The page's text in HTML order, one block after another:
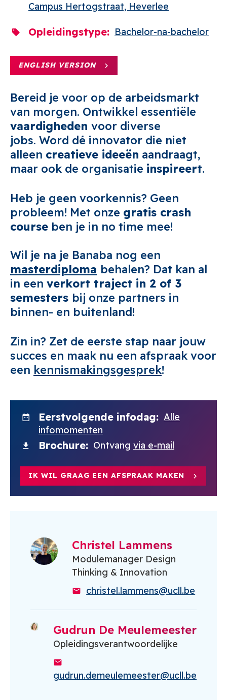
Campus Hertogstraat, Heverlee
Opleidingstype Bachelor-na-bachelor
ENGLISH VERSION
Bereid je voor op de arbeidsmarkt
van morgen. Ontwikkel essentiële
vaardigheden voor diverse
jobs. Word dé innovator die niet
alleen creatieve ideeën aandraagt,
maar ook de organisatie inspireert.
Heb je geen voorkennis? Geen
probleem! Met onze gratis crash
course ben je in no time mee!
Wil je na je Banaba nog een
masterdiploma behalen? Dat kan al
in een verkort traject in 2 of 3
semesters bij onze partners in
binnen- en buitenland!
Zin in? Zet de eerste stap naar jouw
succes en maak nu een afspraak voor
een kennismakingsgesprek!
Eerstvolgende infodag
Alle
infomomenten
Brochure Ontvang via e-mail
IK WIL GRAAG EEN AFSPRAAK MAKEN
Christel Lammens
Modulemanager Design
Thinking & Innovation
christel.lammens@ucll.be
Gudrun De Meulemeester
Opleidingsverantwoordelijke
gudrun.demeulemeester@ucll.be